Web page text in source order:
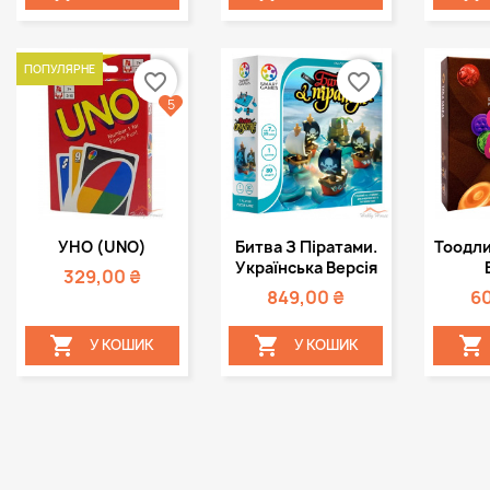
Швидкий
перегляд
УНО (UNO)
329,00 ₴
ПОПУЛЯРНЕ
 У КОШИК
favorite_border
5
Швидкий
перегляд
Битва З Піратами.
Українська Версія
849,00 ₴
 У КОШИК
favorite_border

